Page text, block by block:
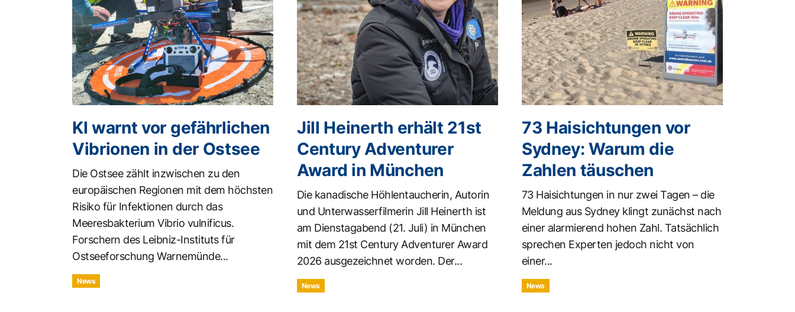
KI warnt vor gefährlichen
Vibrionen in der Ostsee
Die Ostsee zählt inzwischen zu den
europäischen Regionen mit dem höchsten
Risiko für Infektionen durch das
Meeresbakterium Vibrio vulnificus.
Forschern des Leibniz-Instituts für
Ostseeforschung Warnemünde...
News
Jill Heinerth erhält 21st
Century Adventurer
Award in München
Die kanadische Höhlentaucherin, Autorin
und Unterwasserfilmerin Jill Heinerth ist
am Dienstagabend (21. Juli) in München
mit dem 21st Century Adventurer Award
2026 ausgezeichnet worden. Der...
News
73 Haisichtungen vor
Sydney: Warum die
Zahlen täuschen
73 Haisichtungen in nur zwei Tagen – die
Meldung aus Sydney klingt zunächst nach
einer alarmierend hohen Zahl. Tatsächlich
sprechen Experten jedoch nicht von
einer...
News